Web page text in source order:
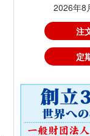
2026年8
注
定